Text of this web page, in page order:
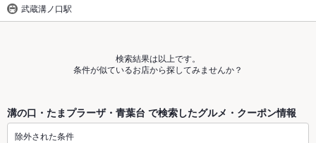
武蔵溝ノ口駅
検索結果は以上です。
条件が似ているお店から探してみませんか？
溝の口・たまプラーザ・青葉台 で検索したグルメ・クーポン情報
除外された条件